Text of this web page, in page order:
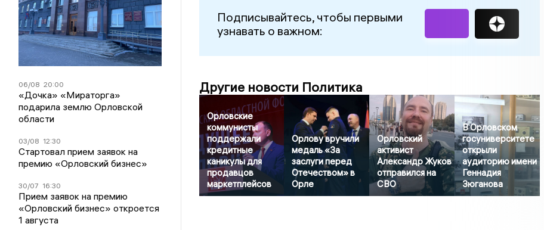
06/08 20:00
«Дочка» «Мираторга»
подарила землю Орловской
области
03/08 12:30
Стартовал прием заявок на
премию «Орловский бизнес»
30/07 16:30
Прием заявок на премию
«Орловский бизнес» откроется
1 августа
Подписывайтесь, чтобы первыми
узнавать о важном:
Другие новости Политика
Орловские
коммунисты
поддержали
кредитные
каникулы для
продавцов
маркетплейсов
Орлову вручили
медаль «За
заслуги перед
Отечеством» в
Орле
Орловский
активист
Александр Жуков
отправился на
СВО
В Орловском
госуниверситете
открыли
аудиторию имени
Геннадия
Зюганова